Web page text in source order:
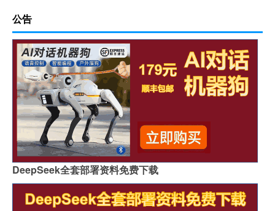
公告
DeepSeek全套部署资料免费下载